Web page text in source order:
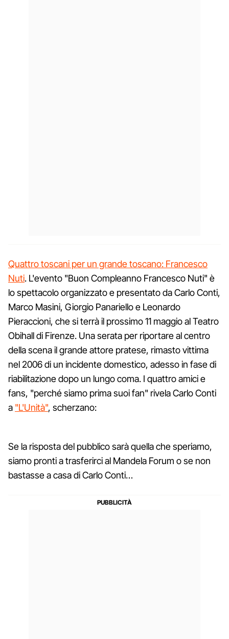
Quattro toscani per un grande toscano: Francesco
Nuti. L'evento "Buon Compleanno Francesco Nuti" è
lo spettacolo organizzato e presentato da Carlo Conti,
Marco Masini, Giorgio Panariello e Leonardo
Pieraccioni, che si terrà il prossimo 11 maggio al Teatro
Obihall di Firenze. Una serata per riportare al centro
della scena il grande attore pratese, rimasto vittima
nel 2006 di un incidente domestico, adesso in fase di
riabilitazione dopo un lungo coma. I quattro amici e
fans, "perché siamo prima suoi fan" rivela Carlo Conti
a "L'Unità", scherzano:
Se la risposta del pubblico sarà quella che speriamo,
siamo pronti a trasferirci al Mandela Forum o se non
bastasse a casa di Carlo Conti…